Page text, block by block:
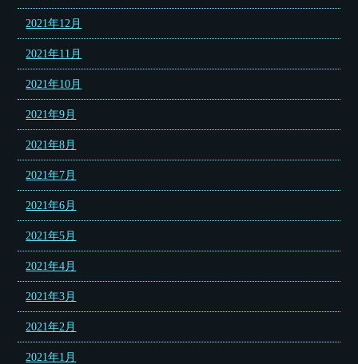
2021年12月
2021年11月
2021年10月
2021年9月
2021年8月
2021年7月
2021年6月
2021年5月
2021年4月
2021年3月
2021年2月
2021年1月